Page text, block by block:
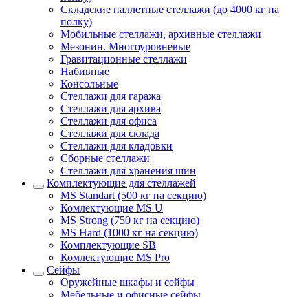
Складские паллетные стеллажи (до 4000 кг на
полку)
Мобильные стеллажи, архивные стеллажи
Мезонин. Многоуровневые
Гравитационные стеллажи
Набивные
Консольные
Стеллажи для гаража
Стеллажи для архива
Стеллажи для офиса
Стеллажи для склада
Стеллажи для кладовки
Сборные стеллажи
Стеллажи для хранения шин
Комплектующие для стеллажей
MS Standart (500 кг на секцию)
Комлектующие MS U
MS Strong (750 кг на секцию)
MS Hard (1000 кг на секцию)
Комплектующие SB
Комлектующие MS Pro
Сейфы
Оружейные шкафы и сейфы
Мебельные и офисные сейфы